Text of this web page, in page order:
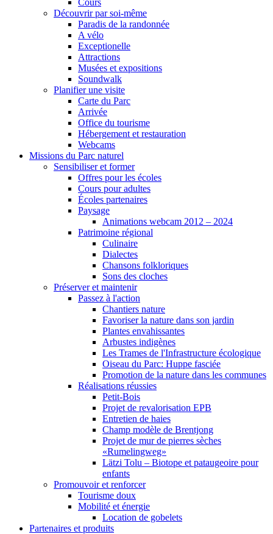
Découvrir par soi-même
Paradis de la randonnée
A vélo
Exceptionelle
Attractions
Musées et expositions
Soundwalk
Planifier une visite
Carte du Parc
Arrivée
Office du tourisme
Hébergement et restauration
Webcams
Missions du Parc naturel
Sensibiliser et former
Offres pour les écoles
Cours pour adultes
Écoles partenaires
Paysage
Animations webcam 2012 – 2024
Patrimoine régional
Culinaire
Dialectes
Chansons folkloriques
Sons des cloches
Préserver et maintenir
Passez à l'action
Chantiers nature
Favoriser la nature dans son jardin
Plantes envahissantes
Arbustes indigènes
Les Trames de l'Infrastructure écologique
Oiseau du Parc: Huppe fasciée
Promotion de la nature dans les communes
Réalisations réussies
Petit-Bois
Projet de revalorisation EPB
Entretien de haies
Champ modèle de Brentjong
Projet de mur de pierres sèches
«Rumelingweg»
Lätzi Tolu – Biotope et pataugeoire pour
enfants
Promouvoir et renforcer
Tourisme doux
Mobilité et énergie
Location de gobelets
Partenaires et produits